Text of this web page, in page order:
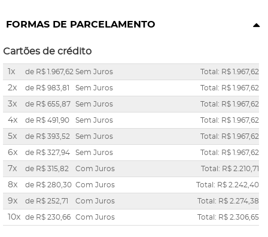
FORMAS DE PARCELAMENTO
Cartões de crédito
1x de R$ 1.967,62 Sem Juros Total: R$ 1.967,62
2x de R$ 983,81 Sem Juros Total: R$ 1.967,62
3x de R$ 655,87 Sem Juros Total: R$ 1.967,62
4x de R$ 491,90 Sem Juros Total: R$ 1.967,62
5x de R$ 393,52 Sem Juros Total: R$ 1.967,62
6x de R$ 327,94 Sem Juros Total: R$ 1.967,62
7x de R$ 315,82 Com Juros Total: R$ 2.210,71
8x de R$ 280,30 Com Juros Total: R$ 2.242,40
9x de R$ 252,71 Com Juros Total: R$ 2.274,38
10x de R$ 230,66 Com Juros Total: R$ 2.306,65